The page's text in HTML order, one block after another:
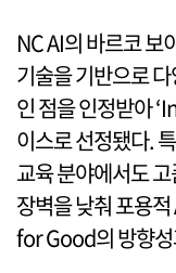
NC AI의 바르코 보
기술을 기반으로
인 점을 인정받아
이스로 선정됐다.
교육 분야에서도
장벽을 낮춰 포용
for Good의 방향